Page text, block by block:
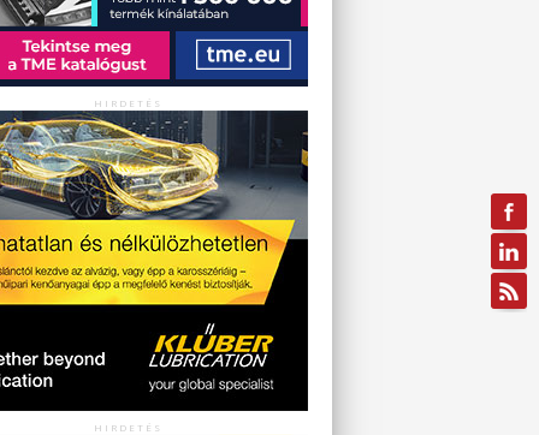
HIRDETÉS
HIRDETÉS